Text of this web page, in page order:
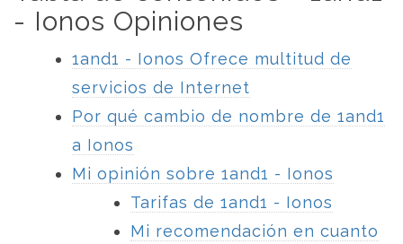
- Ionos Opiniones
1and1 - Ionos Ofrece multitud de
servicios de Internet
Por qué cambio de nombre de 1and1
a Ionos
Mi opinión sobre 1and1 - Ionos
Tarifas de 1and1 - Ionos
Mi recomendación en cuanto